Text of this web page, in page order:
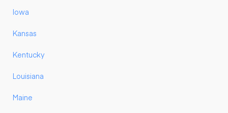
Iowa
Kansas
Kentucky
Louisiana
Maine